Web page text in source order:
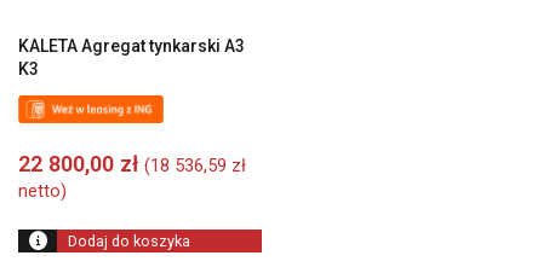
KALETA Agregat tynkarski A3
K3
22 800,00 zł (18 536,59 zł
netto)
Dodaj do koszyka